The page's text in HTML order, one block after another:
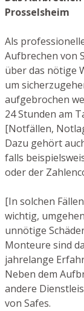
Prosselsheim
Als
Aufbrechen von
über das nötige
um
aufgebrochen
24 Stunden am
[Notfällen,
Dazu gehört
falls
oder der
[In solchen
wichtig,
unnötige
Monteure sind
jahrelange
Neben dem
andere
von Safes.